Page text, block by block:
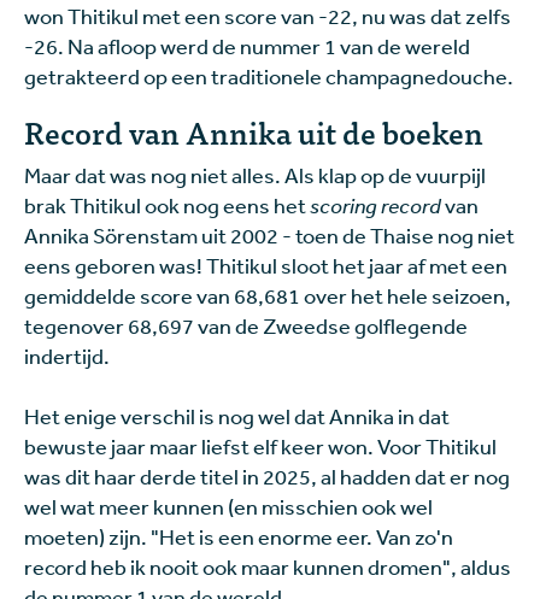
won Thitikul met een score van -22, nu was dat zelfs
-26. Na afloop werd de nummer 1 van de wereld
getrakteerd op een traditionele champagnedouche.
Record van Annika uit de boeken
Maar dat was nog niet alles. Als klap op de vuurpijl
brak Thitikul ook nog eens hetscoring recordvan
Annika Sörenstam uit 2002 - toen de Thaise nog niet
eens geboren was! Thitikul sloot het jaar af met een
gemiddelde score van 68,681 over het hele seizoen,
tegenover 68,697 van de Zweedse golflegende
indertijd.
Het enige verschil is nog wel dat Annika in dat
bewuste jaar maar liefst elf keer won. Voor Thitikul
was dit haar derde titel in 2025, al hadden dat er nog
wel wat meer kunnen (en misschien ook wel
moeten) zijn. "Het is een enorme eer. Van zo'n
record heb ik nooit ook maar kunnen dromen", aldus